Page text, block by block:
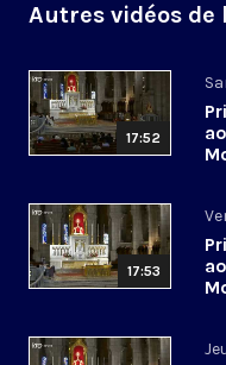
Autres vidéos de
17:52
17:53